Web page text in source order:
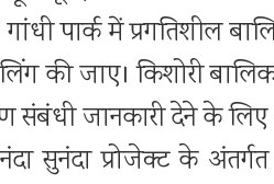
गांधी पार्क में प्रगतिशील
की जाए। किशोरी
संबंधी जानकारी देने के लिए
सुनंदा प्रोजेक्ट के